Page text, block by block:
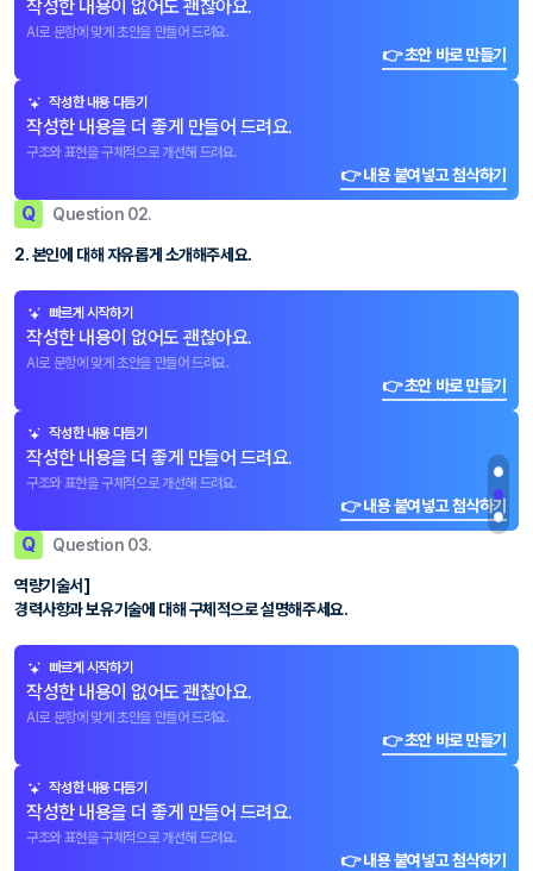
작성한 내용이 없어도 괜찮아요.
AI로 문항에 맞게 초안을 만들어 드려요.
👉 초안 바로 만들기
작성한 내용 다듬기
작성한 내용을 더 좋게 만들어 드려요.
구조와 표현을 구체적으로 개선해 드려요.
👉 내용 붙여넣고 첨삭하기
Q Question 02.
2. 본인에 대해 자유롭게 소개해주세요.
빠르게 시작하기
작성한 내용이 없어도 괜찮아요.
AI로 문항에 맞게 초안을 만들어 드려요.
👉 초안 바로 만들기
작성한 내용 다듬기
작성한 내용을 더 좋게 만들어 드려요.
구조와 표현을 구체적으로 개선해 드려요.
👉 내용 붙여넣고 첨삭하기
Q Question 03.
역량기술서]
경력사항과 보유기술에 대해 구체적으로 설명해주세요.
빠르게 시작하기
작성한 내용이 없어도 괜찮아요.
AI로 문항에 맞게 초안을 만들어 드려요.
👉 초안 바로 만들기
작성한 내용 다듬기
작성한 내용을 더 좋게 만들어 드려요.
구조와 표현을 구체적으로 개선해 드려요.
👉 내용 붙여넣고 첨삭하기